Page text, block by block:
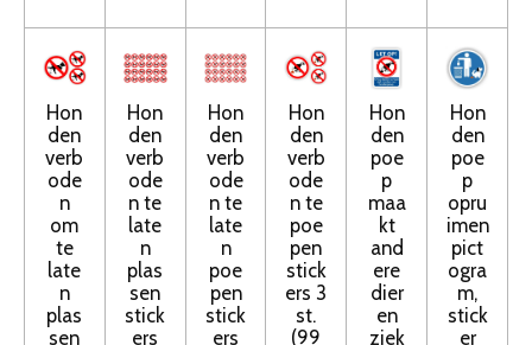
Hon
den
verb
ode
n
om
te
late
n
plas
sen
Hon
den
verb
ode
n te
late
n
plas
sen
stick
ers
Hon
den
verb
ode
n te
late
n
poe
pen
stick
ers
Hon
den
verb
ode
n te
poe
pen
stick
ers 3
st.
(99
Hon
den
poe
p
maa
kt
and
ere
dier
en
ziek
Hon
den
poe
p
opru
imen
pict
ogra
m,
stick
er